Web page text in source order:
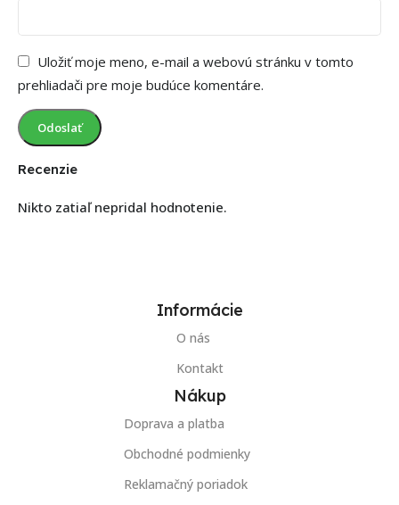
Recenzie
Nikto zatiaľ nepridal hodnotenie.
Uložiť moje meno, e-mail a webovú stránku v tomto
prehliadači pre moje budúce komentáre.
Informácie
O nás
Kontakt
Nákup
Doprava a platba
Obchodné podmienky
Reklamačný poriadok